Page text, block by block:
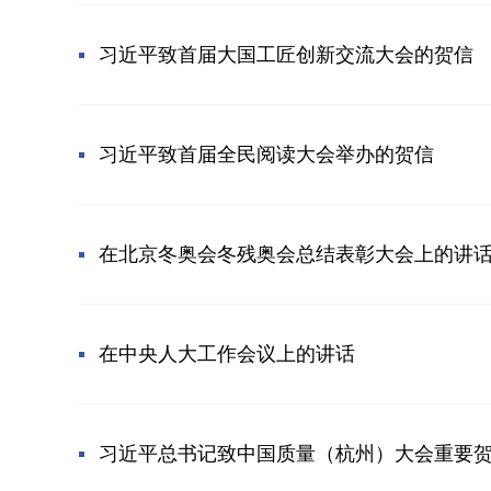
习近平致首届大国工匠创新交流大会的贺信
习近平致首届全民阅读大会举办的贺信
在北京冬奥会冬残奥会总结表彰大会上的讲
在中央人大工作会议上的讲话
习近平总书记致中国质量（杭州）大会重要